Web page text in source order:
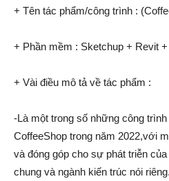
+ Tên tác phẩm/công trình :
+ Phần mềm : Sketchup + Revit
+ Vài điều mô tả về tác phẩm :
-Là một trong số những công
CoffeeShop trong năm 2022,với
và đóng góp cho sự phát triễn
chung và ngành kiến trúc nói riêng.